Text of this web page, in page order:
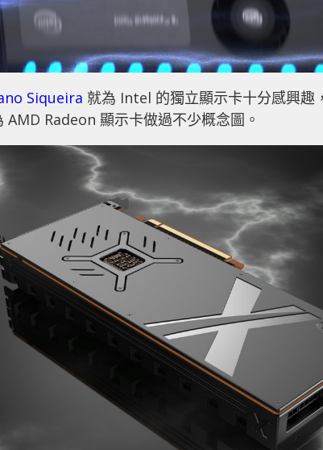
Siqueira 就為 Intel 的獨立顯示卡十分感興趣
Radeon 顯示卡做過不少概念圖。